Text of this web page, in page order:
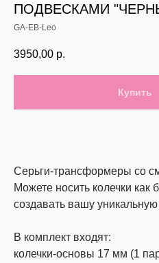
ПОДВЕСКАМИ
GA-EB-Leo
3950,00 р.
Купить
Серьги-трансформеры со
Можете носить колечки как
создавать вашу
В комплект входят:
колечки-основы 17 мм (1